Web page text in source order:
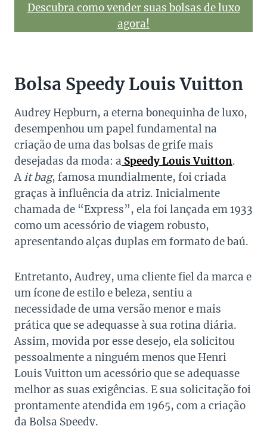
Descubra como vender suas bolsas de luxo
agora!
Bolsa Speedy Louis Vuitton
Audrey Hepburn, a eterna bonequinha de luxo,
desempenhou um papel fundamental na
criação de uma das bolsas de grife mais
desejadas da moda: a Speedy Louis Vuitton.
Ait bag, famosa mundialmente, foi criada
graças à influência da atriz. Inicialmente
chamada de “Express”, ela foi lançada em 1933
como um acessório de viagem robusto,
apresentando alças duplas em formato de baú.
Entretanto, Audrey, uma cliente fiel da marca e
um ícone de estilo e beleza, sentiu a
necessidade de uma versão menor e mais
prática que se adequasse à sua rotina diária.
Assim, movida por esse desejo, ela solicitou
pessoalmente a ninguém menos que Henri
Louis Vuitton um acessório que se adequasse
melhor as suas exigências. E sua solicitação foi
prontamente atendida em 1965, com a criação
da Bolsa Speedy.